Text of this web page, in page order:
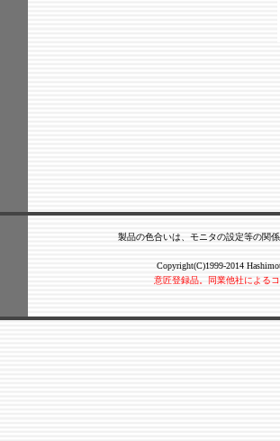
製品の色合いは、モニタの設定等の関
Copyright(C)1999-2014
意匠登録品。同業他社による